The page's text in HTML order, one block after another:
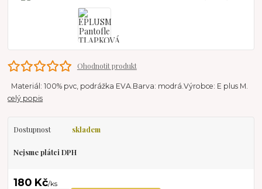
Ohodnotit produkt
Materiál: 100% pvc, podrážka EVA.Barva: modrá.Výrobce: E plus M.
celý popis
Dostupnost skladem
Nejsme plátci DPH
180 Kč/ks